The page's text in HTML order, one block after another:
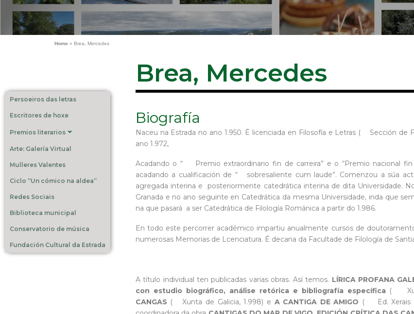
Home » Brea, Mercedes
Persoeiros das letras
Escritores de hoxe
Premios literarios
Arte: Galería Virtual
Mulleres Valentes
Ciclo “Un cómico na aldea”
Redes Sociais
Biblioteca municipal
Conservatorio de música
Fundación Cultural da Estrada
Brea, Mercedes
Biografía
Naceu na Estrada no ano 1.950. É licenciada en Filosofía e Letras ( Sección de
ano 1.972,
Acadando o “ Premio extraordinario fin de carreira” e o “Premio nacional
acadando a cualificación de “ sobresaliente cum laude”. Comenzou a súa
agregada interina e posteriormente catedrática interina de dita Universidade.
Granada e no ano seguinte en Catedrática da mesma Universidade, inda que
na que pasará a ser Catedrática de Filología Románica a partir do 1.986.
En todo este percorrer académico impartiu anualmente cursos de
numerosas Memorias de Lcenciatura. É decana da Facultade de Filología de
A título individual ten publicadas varias obras. Así temos. LÍRICA PROFANA
con estudio biográfico, análise retórica e bibliografía específica(
CANGAS ( Xunta de Galicia, 1.998) e A CANTIGA DE AMIGO ( Ed. Xerais